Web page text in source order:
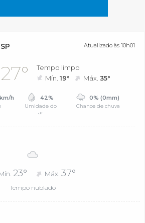
Atualizado às 10h01
27°
Tempo limpo
Mín.19° Máx.35°
h 42%
Umidade do
ar
0% (0mm)
Chance de chuva
23° Máx. 37°
Tempo nublado